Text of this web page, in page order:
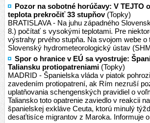
Pozor na sobotné horúčavy: V TEJTO
teplota prekročiť 33 stupňov(Topky)
BRATISLAVA - Na juhu západného
8.) počítať s vysokými teplotami. Pre
výstrahy prvého stupňa. Na svojom webe o
Slovenský hydrometeorologický ústav
Spor o hranice v EÚ sa vyostruje:
Taliansku protiopatreniami (Topky)
MADRID - Španielska vláda v piatok
zavedením protiopatrení, ak Rím nezruší
uplatňovania schengenských pravidiel o
Taliansko toto opatrenie zaviedlo v reakcii
španielskej exkláve Ceuta, ktorú minulý
desaťtisíce migrantov z Maroka. Informuje